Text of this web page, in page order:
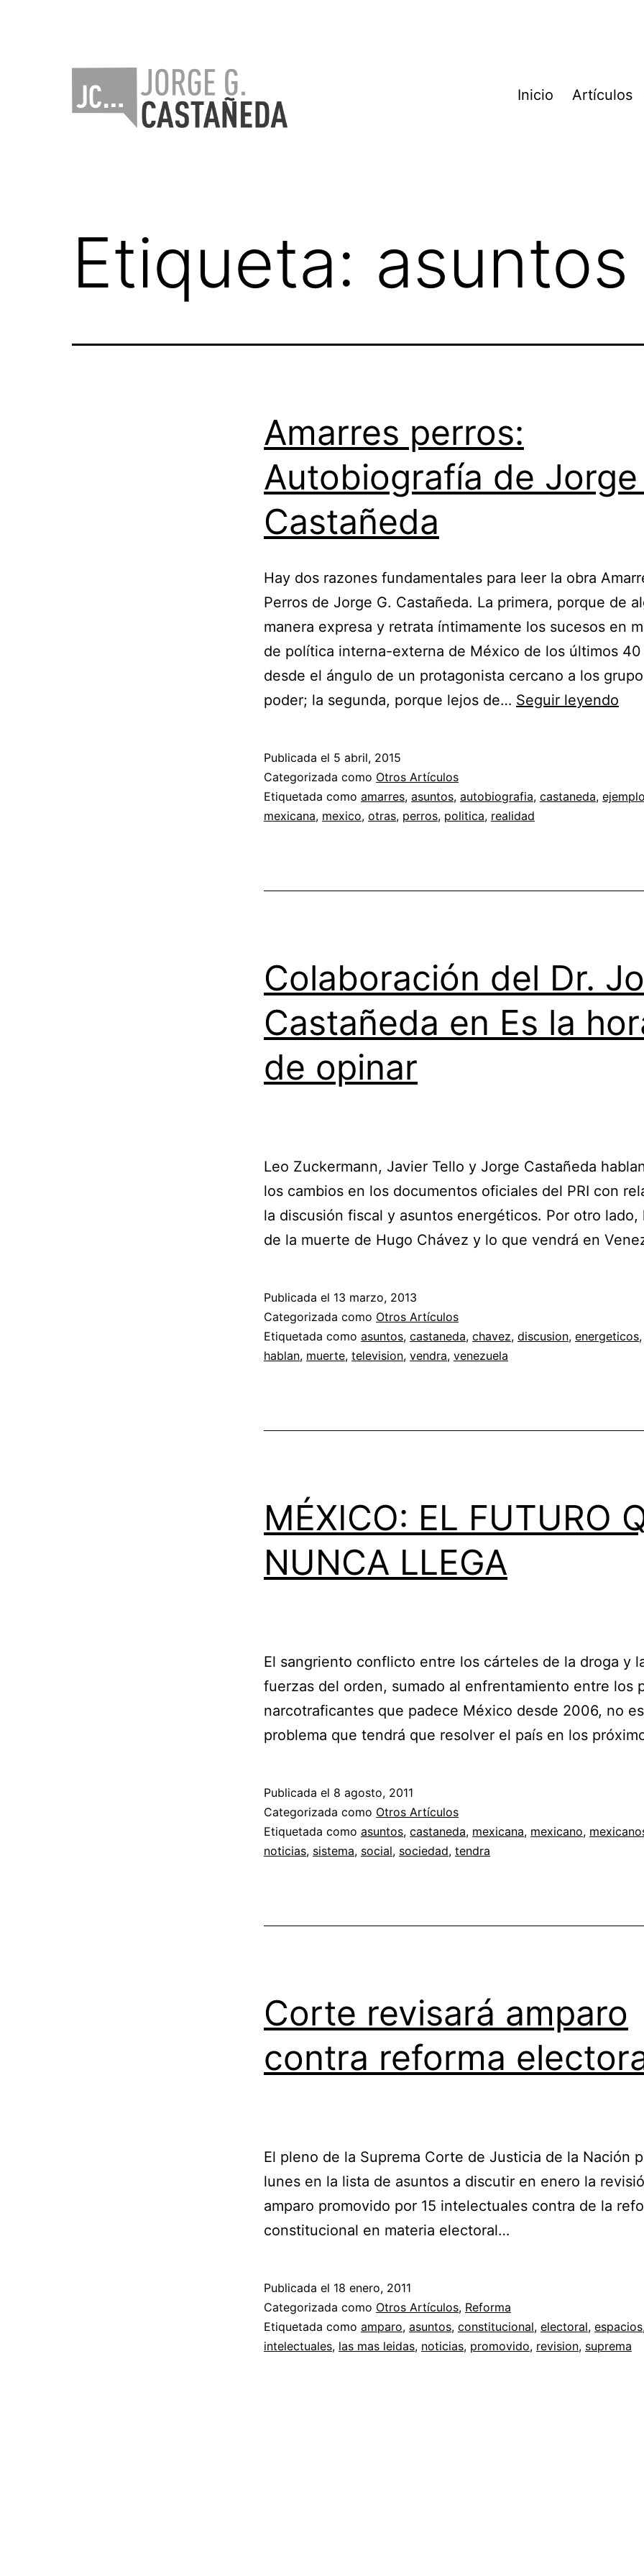
Inicio Artículos
Etiqueta: asuntos
Amarres perros:
Autobiografía de Jorge
Castañeda
Hay dos razones fundamentales para leer la obra
Perros de Jorge G. Castañeda. La primera, porque de
manera expresa y retrata íntimamente los sucesos en
de política interna-externa de México de los últimos 40
desde el ángulo de un protagonista cercano a los
poder; la segunda, porque lejos de… Seguir leyendo
Publicada el 5 abril, 2015
Categorizada como Otros Artículos
Etiquetada como amarres, asuntos, autobiografia, castaneda,
mexicana, mexico, otras, perros, politica, realidad
Colaboración del Dr.
Castañeda en Es la
de opinar
Leo Zuckermann, Javier Tello y Jorge Castañeda
los cambios en los documentos oficiales del PRI con
la discusión fiscal y asuntos energéticos. Por otro lado,
de la muerte de Hugo Chávez y lo que vendrá en
Publicada el 13 marzo, 2013
Categorizada como Otros Artículos
Etiquetada como asuntos, castaneda, chavez, discusion, energeticos,
hablan, muerte, television, vendra, venezuela
MÉXICO: EL FUTURO
NUNCA LLEGA
El sangriento conflicto entre los cárteles de la droga y
fuerzas del orden, sumado al enfrentamiento entre los
narcotraficantes que padece México desde 2006, no
problema que tendrá que resolver el país en los
Publicada el 8 agosto, 2011
Categorizada como Otros Artículos
Etiquetada como asuntos, castaneda, mexicana, mexicano,
noticias, sistema, social, sociedad, tendra
Corte revisará amparo
contra reforma
El pleno de la Suprema Corte de Justicia de la Nación
lunes en la lista de asuntos a discutir en enero la
amparo promovido por 15 intelectuales contra de la
constitucional en materia electoral…
Publicada el 18 enero, 2011
Categorizada como Otros Artículos, Reforma
Etiquetada como amparo, asuntos, constitucional, electoral, espacios
intelectuales, las mas leidas, noticias, promovido, revision, suprema